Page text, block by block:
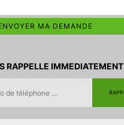
RAPPELLE IMMEDIATEMENT